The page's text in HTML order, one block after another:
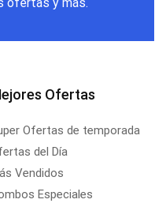
ofertas y más.
Ofertas
Ofertas de temporada
del Día
Vendidos
Especiales